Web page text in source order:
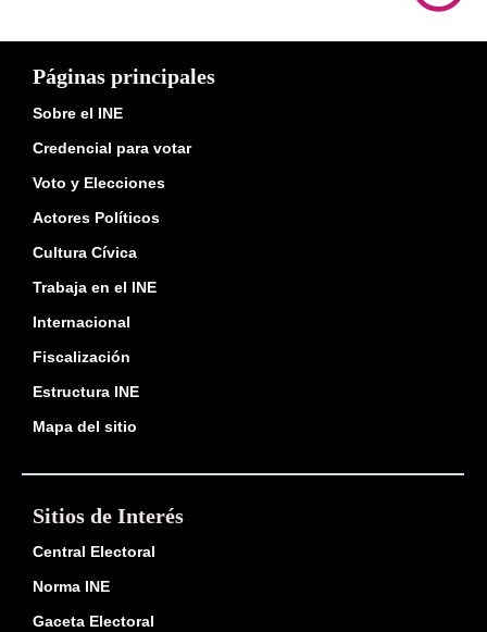
Páginas principales
Sobre el INE
Credencial para votar
Voto y Elecciones
Actores Políticos
Cultura Cívica
Trabaja en el INE
Internacional
Fiscalización
Estructura INE
Mapa del sitio
Sitios de Interés
Central Electoral
Norma INE
Gaceta Electoral